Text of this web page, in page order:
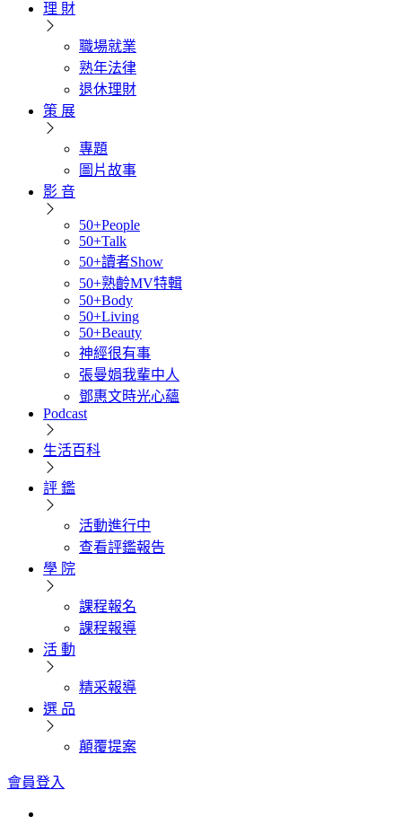
理 財
職場就業
熟年法律
退休理財
策 展
專題
圖片故事
影 音
50+People
50+Talk
50+讀者Show
50+熟齡MV特輯
50+Body
50+Living
50+Beauty
神經很有事
張曼娟我輩中人
鄧惠文時光心蘊
Podcast
生活百科
評 鑑
活動進行中
查看評鑑報告
學 院
課程報名
課程報導
活 動
精采報導
選 品
顛覆提案
會員登入